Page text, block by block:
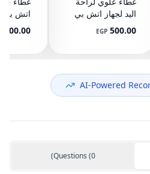
اليد لجهاز اتش بي
مع تاتش باد
(مستعمل)
500.00
EGP
400.00
AI-Powered
Questions (0
)